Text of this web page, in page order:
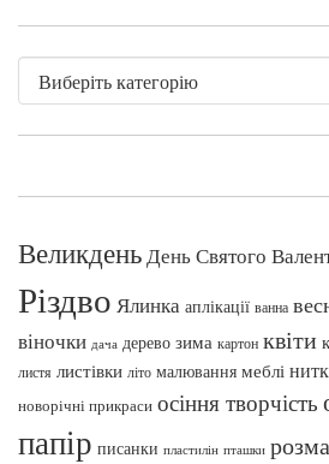
Великдень День Святого
Різдво Ялинка аплікації ванна
віночки дача дерево зима картон квіти
листя листівки літо малювання меблі
новорічні прикраси осіння творчість
папір писанки пластилін пташки